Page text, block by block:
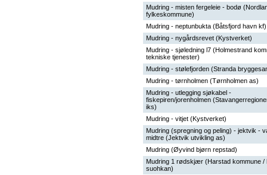
Mudring - misten fergeleie - bodø
fylkeskommune)
Mudring - neptunbukta (Båtsfjord havn kf)
Mudring - nygårdsrevet (Kystverket)
Mudring - sjøledning l7 (Holmestrand
tekniske tjenester)
Mudring - stølefjorden (Stranda
Mudring - tørnholmen (Tørnholmen as)
Mudring - utlegging sjøkabel -
fiskepiren/jorenholmen
iks)
Mudring - vitjet (Kystverket)
Mudring (spregning og peling) - jektvik -
midtre (Jektvik utvikling as)
Mudring (Øyvind bjørn repstad)
Mudring 1 rødskjær (Harstad kommune /
suohkan)